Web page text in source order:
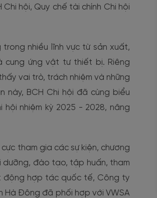
hội, Quy chế tài chính Chi hội
nhiều lĩnh vực từ sản xuất,
cung ứng vật tư thiết bị. Riêng
vai trò, trách nhiệm và những
này, BCH Chi hội đã cùng biểu
nhiệm kỳ 2025 - 2028, nâng
tham gia các sự kiện, chương
dưỡng, đào tạo, tập huấn, tham
động hợp tác quốc tế, Công ty
Hà Đông đã phối hợp với VWSA